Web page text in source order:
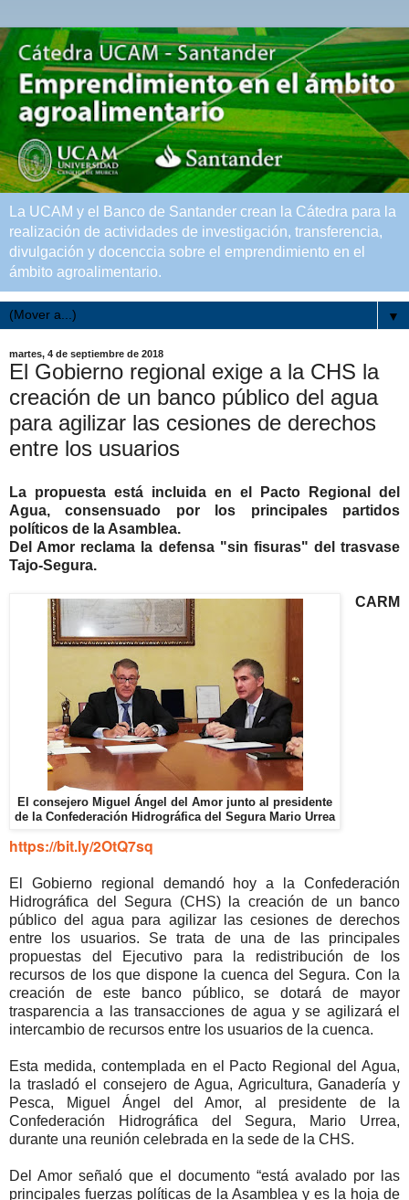
La UCAM y el Banco de Santander crean la Cátedra para la
realización de actividades de investigación, transferencia,
divulgación y docenccia sobre el emprendimiento en el
ámbito agroalimentario.
▼
martes, 4 de septiembre de 2018
El Gobierno regional exige a la CHS la
creación de un banco público del agua
para agilizar las cesiones de derechos
entre los usuarios
La propuesta está incluida en el Pacto Regional del
Agua, consensuado por los principales partidos
políticos de la Asamblea.
Del Amor reclama la defensa "sin fisuras" del trasvase
Tajo-Segura.
El consejero Miguel Ángel del Amor junto al presidente
de la Confederación Hidrográfica del Segura Mario Urrea
CARM
https://bit.ly/2OtQ7sq
El Gobierno regional demandó hoy a la Confederación
Hidrográfica del Segura (CHS) la creación de un banco
público del agua para agilizar las cesiones de derechos
entre los usuarios. Se trata de una de las principales
propuestas del Ejecutivo para la redistribución de los
recursos de los que dispone la cuenca del Segura. Con la
creación de este banco público, se dotará de mayor
trasparencia a las transacciones de agua y se agilizará el
intercambio de recursos entre los usuarios de la cuenca.
Esta medida, contemplada en el Pacto Regional del Agua,
la trasladó el consejero de Agua, Agricultura, Ganadería y
Pesca, Miguel Ángel del Amor, al presidente de la
Confederación Hidrográfica del Segura, Mario Urrea,
durante una reunión celebrada en la sede de la CHS.
Del Amor señaló que el documento “está avalado por las
principales fuerzas políticas de la Asamblea y es la hoja de